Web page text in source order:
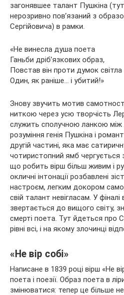
загонявшее талант Пушкіна
нерозривно пов’язаний з
Сергійовича) в рамки.
«Не винесла душа поета
Ганьби дріб’язкових образ,
Повстав він проти думок світла
Один, як раніше… і убитий!»
Знову звучить мотив
ниткою через усю творчість
служить сполучною ланкою
розуміння генія Пушкіна і
другій частині, яка має
чотиристопний ямб чергується
що робить вірш більш живим і
окличні інтонації розбавлені
настроєм, легким докором
свій талант невігласам. У
звертається до вищого світу,
смерті поета. Тут йдеться про
рівні всі, і на якому злочинці
«Не вір собі»
Написане в 1839 році вірш «Не
поета і поезії. Образ поета в
змінюватися: тепер це більше